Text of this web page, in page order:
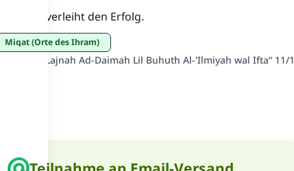
Und Allah verleiht den Erfolg.
Miqat (Orte des Ihram)
„Al-Lajnah Ad-Daimah Lil Buhuth Al-'Ilmiyah wal Ifta“ 11/